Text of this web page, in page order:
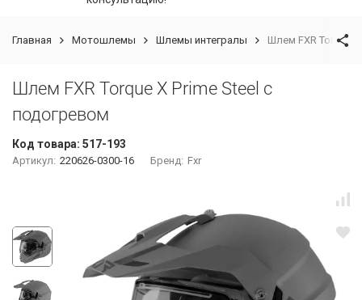
Главная Мотошлемы Шлемы интегралы Шлем FXR Torque
Шлем FXR Torque X Prime Steel с
подогревом
Код товара: 517-193
Артикул: 220626-0300-16 Бренд: Fxr